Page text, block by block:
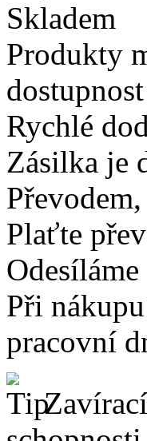
Skladem
Produkty
Rychlé
Zásilka je
Plaťte
Při
pracovní